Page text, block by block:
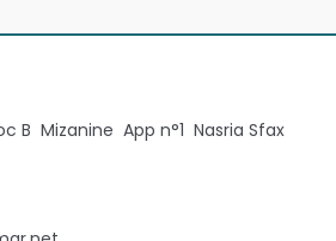
B Mizanine App n°1 Nasria Sfax